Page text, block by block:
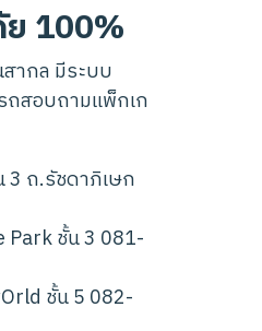
100%
ากล มีระบบ
ถสอบถามแพ็กเก
3 ถ.รัชดาภิเษก
Park ชั้น 3 081-
ชั้น 5 082-